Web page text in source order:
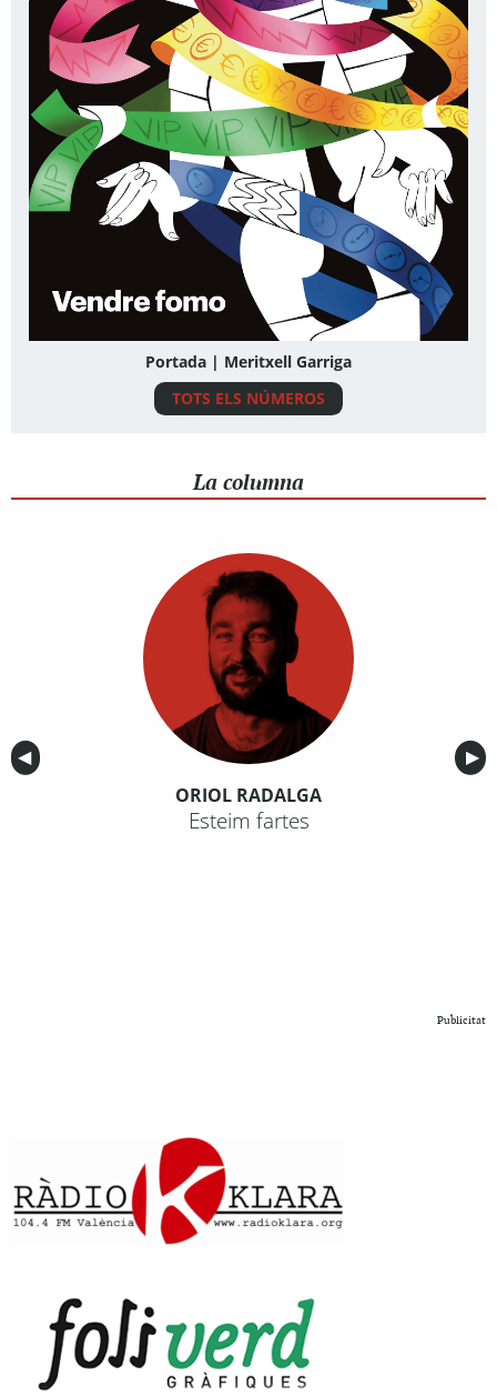
Portada | Meritxell Garriga
TOTS ELS NÚMEROS
La columna
Anterior
◀︎ ▶︎
ORIOL RADALGA
Esteim fartes
Publicitat